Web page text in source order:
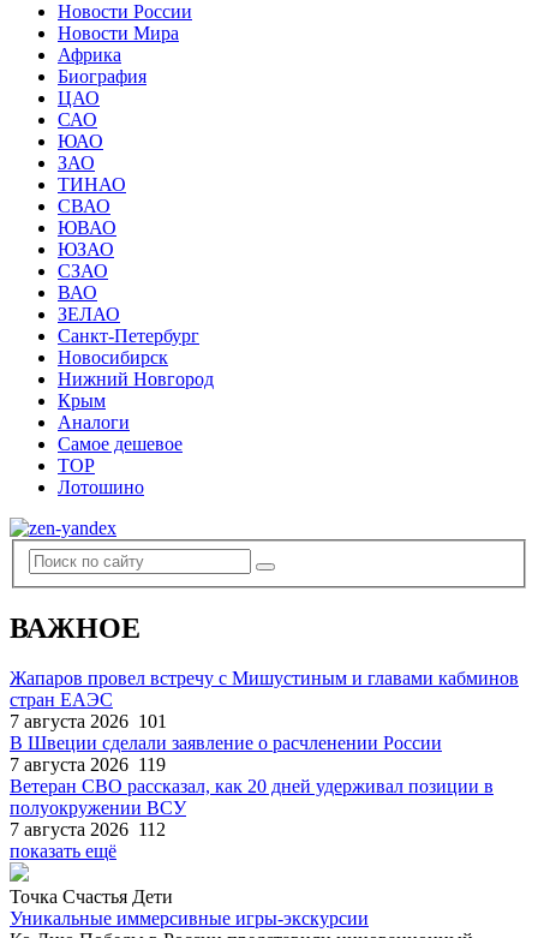
Новости России
Новости Мира
Африка
Биография
ЦАО
САО
ЮАО
ЗАО
ТИНАО
СВАО
ЮВАО
ЮЗАО
СЗАО
ВАО
ЗЕЛАО
Санкт-Петербург
Новосибирск
Нижний Новгород
Крым
Аналоги
Самое дешевое
TOP
Лотошино
ВАЖНОЕ
Жапаров провел встречу с Мишустиным и главами кабминов
стран ЕАЭС
7 августа 2026 101
В Швеции сделали заявление о расчленении России
7 августа 2026 119
Ветеран СВО рассказал, как 20 дней удерживал позиции в
полуокружении ВСУ
7 августа 2026 112
показать ещё
Точка Счастья Дети
Уникальные иммерсивные игры-экскурсии